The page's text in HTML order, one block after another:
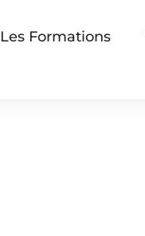
Les Formations